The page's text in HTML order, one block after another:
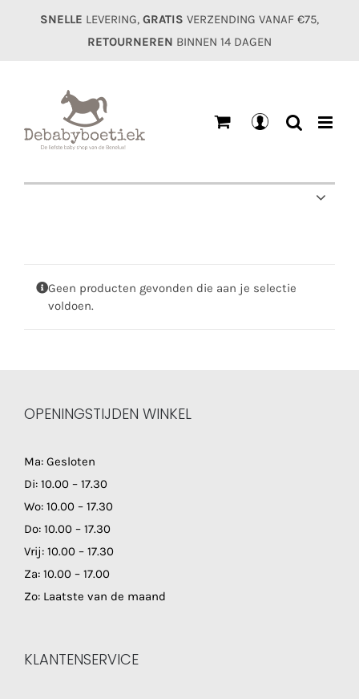
SNELLE LEVERING, GRATIS VERZENDING VANAF €75,
RETOURNEREN BINNEN 14 DAGEN
Geen producten gevonden die aan je selectie
voldoen.
OPENINGSTIJDEN WINKEL
Ma: Gesloten
Di: 10.00 – 17.30
Wo: 10.00 – 17.30
Do: 10.00 – 17.30
Vrij: 10.00 – 17.30
Za: 10.00 – 17.00
Zo: Laatste van de maand
KLANTENSERVICE